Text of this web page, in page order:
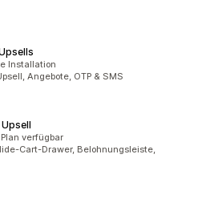
Installation
Angebote, OTP & SMS
verfügbar
Cart-Drawer, Belohnungsleiste,